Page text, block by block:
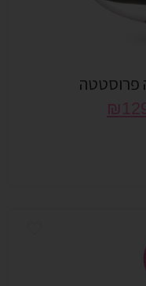
פרוסטטה
₪